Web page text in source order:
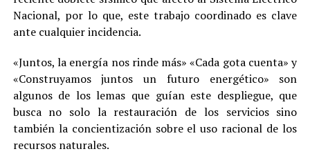
Nacional, por lo que, este trabajo coordinado es clave
ante cualquier incidencia.
«Juntos, la energía nos rinde más» «Cada gota cuenta» y
«Construyamos juntos un futuro energético» son
algunos de los lemas que guían este despliegue, que
busca no solo la restauración de los servicios sino
también la concientización sobre el uso racional de los
recursos naturales.